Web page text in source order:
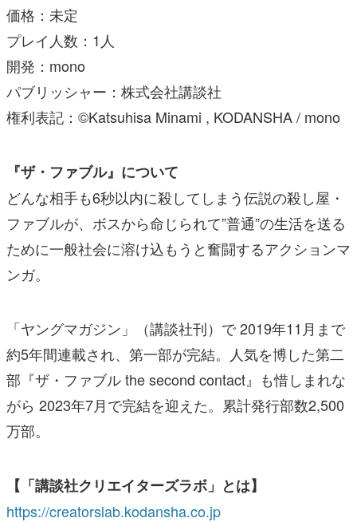
価格：未定
プレイ人数：1人
開発：mono
パブリッシャー：株式会社講談社
権利表記：©Katsuhisa Minami , KODANSHA / mono
『ザ・ファブル』について
どんな相手も6秒以内に殺してしまう伝説の殺し屋・
ファブルが、ボスから命じられて”普通”の生活を送る
ために一般社会に溶け込もうと奮闘するアクションマ
ンガ。
「ヤングマガジン」（講談社刊）で 2019年11月まで
約5年間連載され、第一部が完結。人気を博した第二
部『ザ・ファブル the second contact』も惜しまれな
がら 2023年7月で完結を迎えた。累計発行部数2,500
万部。
【「講談社クリエイターズラボ」とは】
https://creatorslab.kodansha.co.jp